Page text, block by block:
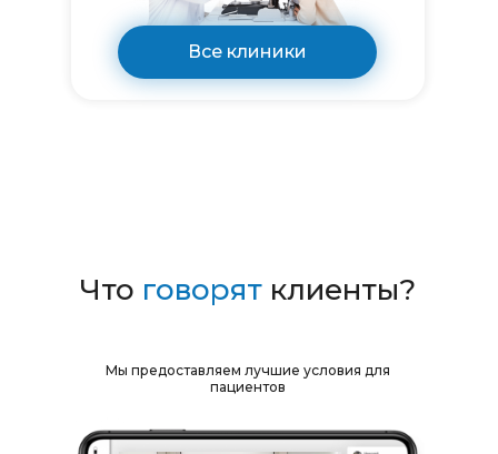
Все клиники
Что говорят клиенты?
Мы предоставляем лучшие условия для
пациентов